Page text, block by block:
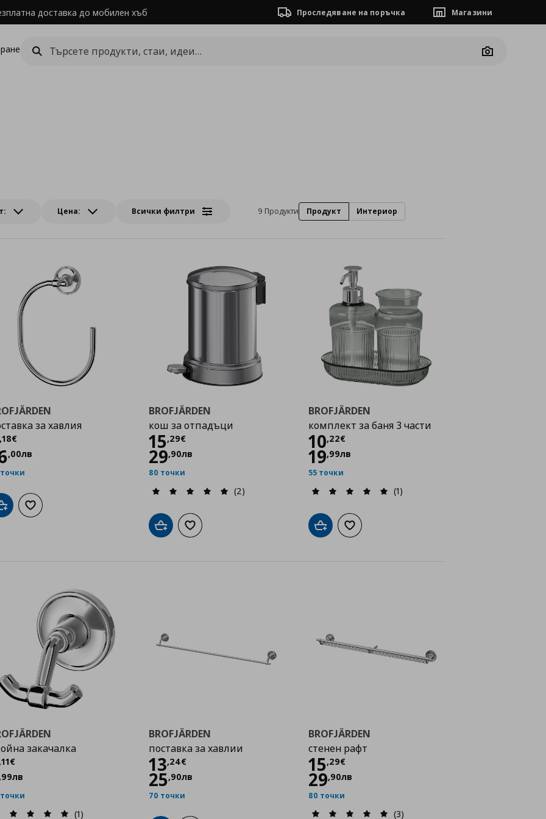
доставка до мобилен хъб Проследяване на поръчка Магазини
Camera
Цена: Всички филтри 9 Продукти Продукт Интериор
за хавлия
,18€
,00лв
Добави в кошницата
Добави към списъка с любими
BROFJÄRDEN
кош за отпадъци
15,29€
Цена
29,90лв
80 точки
(2)
Добави в кошницата
Добави към списъка с любими
BROFJÄRDEN
комплект за баня 3 части
10,22€
Цена
19,99лв
55 точки
(1)
Добави в кошницата
Добави към списъка с любими
закачалка
,11€
,99лв
(1)
BROFJÄRDEN
поставка за хавлии
13,24€
Цена
25,90лв
70 точки
BROFJÄRDEN
стенен рафт
15,29€
Цена
29,90лв
80 точки
(3)